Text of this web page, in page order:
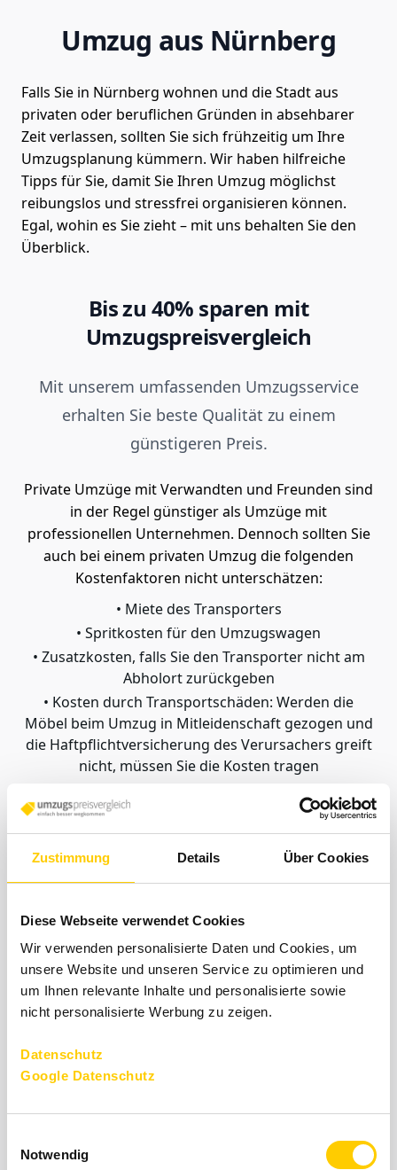
Zustimmung Details Über Cookies
Diese Webseite verwendet Cookies
Wir verwenden personalisierte Daten und Cookies, um
unsere Website und unseren Service zu optimieren und
um Ihnen relevante Inhalte und personalisierte sowie
nicht personalisierte Werbung zu zeigen.
Datenschutz
Google Datenschutz
Notwendig
Umzug aus Nürnberg
Falls Sie in Nürnberg wohnen und die Stadt aus
privaten oder beruflichen Gründen in absehbarer
Zeit verlassen, sollten Sie sich frühzeitig um Ihre
Umzugsplanung kümmern. Wir haben hilfreiche
Tipps für Sie, damit Sie Ihren Umzug möglichst
reibungslos und stressfrei organisieren können.
Egal, wohin es Sie zieht – mit uns behalten Sie den
Überblick.
Bis zu 40% sparen mit
Umzugspreisvergleich
Mit unserem umfassenden Umzugsservice
erhalten Sie beste Qualität zu einem
günstigeren Preis.
Private Umzüge mit Verwandten und Freunden sind
in der Regel günstiger als Umzüge mit
professionellen Unternehmen. Dennoch sollten Sie
auch bei einem privaten Umzug die folgenden
Kostenfaktoren nicht unterschätzen:
Miete des Transporters
Spritkosten für den Umzugswagen
Zusatzkosten, falls Sie den Transporter nicht am
Abholort zurückgeben
Kosten durch Transportschäden: Werden die
Möbel beim Umzug in Mitleidenschaft gezogen und
die Haftpflichtversicherung des Verursachers greift
nicht, müssen Sie die Kosten tragen
und neuen Immobilie
Um sich Arbeit und Stress zu sparen, können Sie
alternativ eine professionelle Umzugsfirma aus
einen Festpreis vereinbaren, der Ihrem Budget
entspricht – so vermeiden Sie unnötigen Ärger und
stellen sicher, dass Ihr Umzugsgut fachmännisch
transportiert wird. Sollte doch etwas zu Bruch
gehen, steht die Versicherung der Umzugsfirma ein.